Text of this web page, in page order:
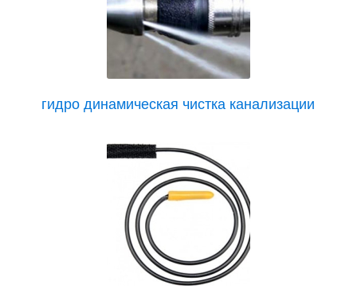
гидро динамическая чистка канализации